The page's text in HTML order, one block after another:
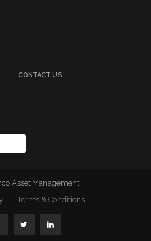
CONTACT US
Asset Management.
Terms & Conditions